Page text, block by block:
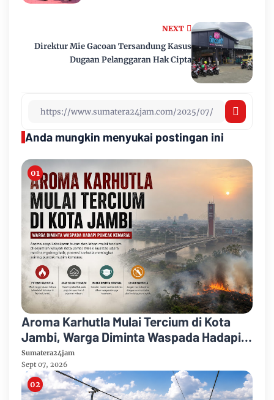
NEXT
Direktur Mie Gacoan Tersandung Kasus
Dugaan Pelanggaran Hak Cipta
Anda mungkin menyukai postingan ini
Aroma Karhutla Mulai Tercium di Kota
Jambi, Warga Diminta Waspada Hadapi
Puncak Kemarau
Sumatera24jam
Sept 07, 2026